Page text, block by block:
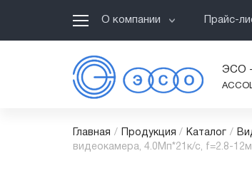
О компании Прайс-
ЭСО
Главная / Продукция / Каталог /
видеокамера, 4.0Мп*21к/с, f=2.8-